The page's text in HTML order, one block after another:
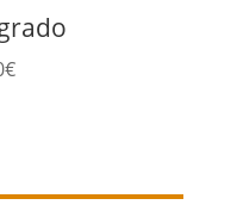
€Rango
25€